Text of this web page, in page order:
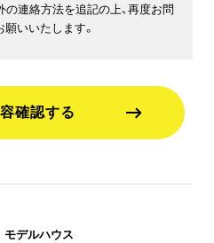
の連絡方法を追記の上、再度お問
いいたします。
確認する
モデルハウス